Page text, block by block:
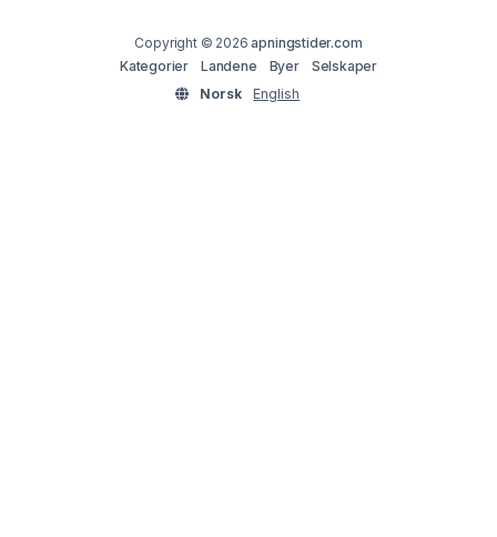
Copyright © 2026apningstider.com
Kategorier
Landene Byer
Selskaper
Norsk
English